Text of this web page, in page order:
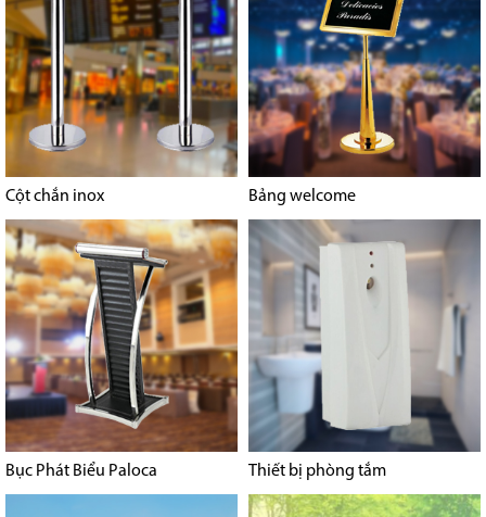
Cột chắn inox Bảng welcome
Bục Phát Biểu Paloca Thiết bị phòng tắm